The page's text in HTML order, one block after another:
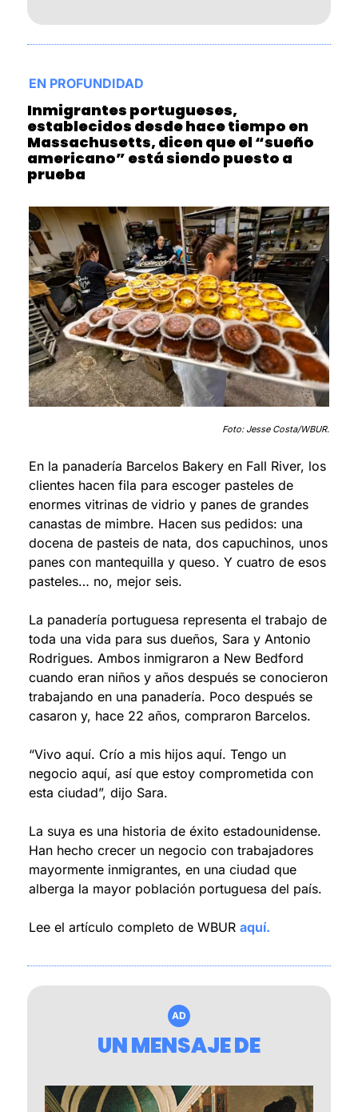
EN PROFUNDIDAD
Inmigrantes portugueses,
establecidos desde hace tiempo en
Massachusetts, dicen que el “sueño
americano” está siendo puesto a
prueba
Foto: Jesse Costa/WBUR.
En la panadería Barcelos Bakery en Fall River, los
clientes hacen fila para escoger pasteles de
enormes vitrinas de vidrio y panes de grandes
canastas de mimbre. Hacen sus pedidos: una
docena de pasteis de nata, dos capuchinos, unos
panes con mantequilla y queso. Y cuatro de esos
pasteles… no, mejor seis.
La panadería portuguesa representa el trabajo de
toda una vida para sus dueños, Sara y Antonio
Rodrigues. Ambos inmigraron a New Bedford
cuando eran niños y años después se conocieron
trabajando en una panadería. Poco después se
casaron y, hace 22 años, compraron Barcelos.
“Vivo aquí. Crío a mis hijos aquí. Tengo un
negocio aquí, así que estoy comprometida con
esta ciudad”, dijo Sara.
La suya es una historia de éxito estadounidense.
Han hecho crecer un negocio con trabajadores
mayormente inmigrantes, en una ciudad que
alberga la mayor población portuguesa del país.
Lee el artículo completo de WBUR aquí.
AD
UN MENSAJE DE